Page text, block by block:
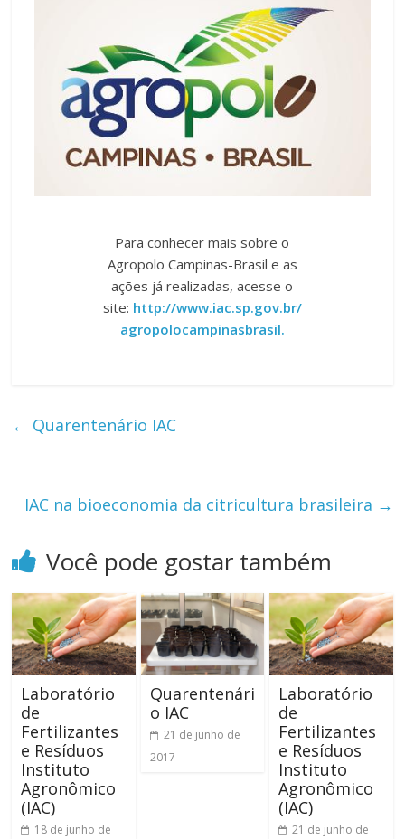
Para conhecer mais sobre o
Agropolo Campinas-Brasil e as
ações já realizadas, acesse o
site: http://www.iac.sp.gov.br/
agropolocampinasbrasil.
← Quarentenário IAC
IAC na bioeconomia da citricultura brasileira →
Você pode gostar também
Laboratório
de
Fertilizantes
e Resíduos
Instituto
Agronômico
(IAC)
18 de junho de
Quarentenári
o IAC
21 de junho de
2017
Laboratório
de
Fertilizantes
e Resíduos
Instituto
Agronômico
(IAC)
21 de junho de